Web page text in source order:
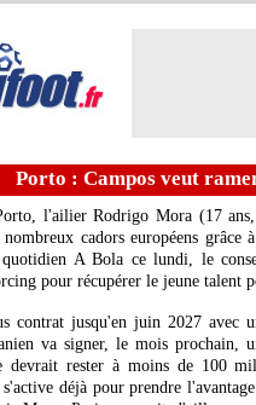
Porto : Campos veut
l'ailier Rodrigo Mora(17 ans,
cadors européens grâce
A Bola ce lundi, le
pour récupérer le jeune talent
contrat jusqu'en juin 2027 avec
va signer, le mois prochain,
devrait rester à moins de 100
déjà pour prendre